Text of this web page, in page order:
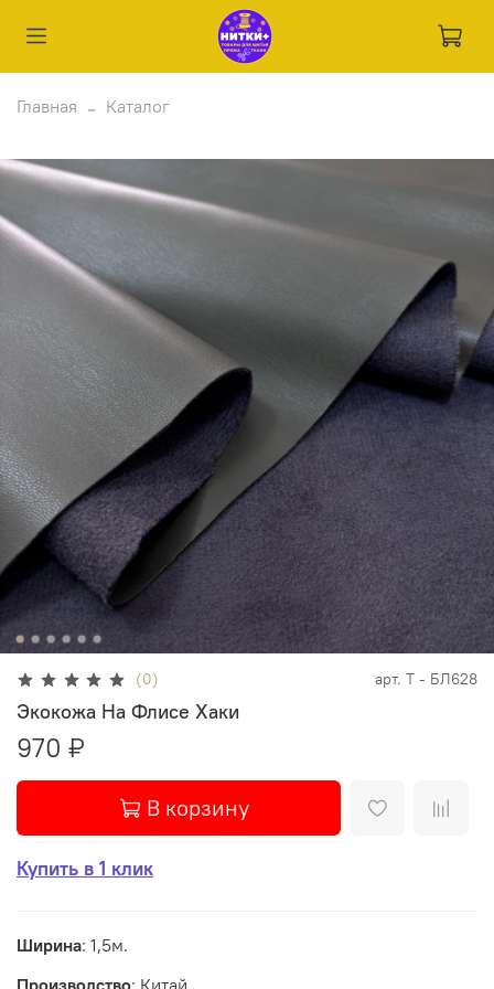
Главная Каталог
(0) арт. Т - БЛ628
Экокожа На Флисе Хаки
970 ₽
В корзину
Купить в 1 клик
Ширина: 1,5м.
Производство: Китай.